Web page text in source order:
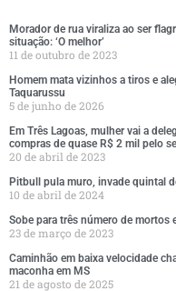
Morador de rua viraliza ao ser
situação: ‘O melhor’
11 de outubro de 2023
Homem mata vizinhos a tiros e
Taquarussu
5 de junho de 2026
Em Três Lagoas, mulher vai a
compras de quase R$ 2 mil pelo
20 de abril de 2023
Pitbull pula muro, invade quintal
10 de abril de 2024
Sobe para três número de mortos
23 de março de 2023
Caminhão em baixa velocidade
maconha em MS
21 de agosto de 2025